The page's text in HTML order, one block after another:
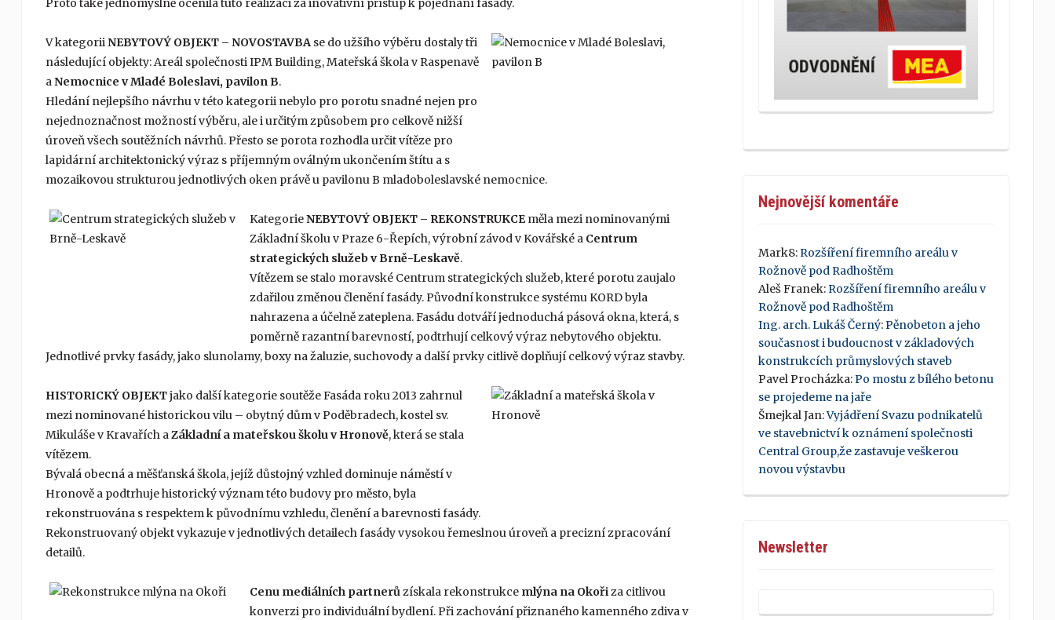
Proto také jednomyslně ocenila tuto realizaci za inovativní přístup k pojednání fasády.
V kategoriiNEBYTOVÝ OBJEKT – NOVOSTAVBA se do užšího výběru dostaly tři
následující objekty: Areál společnosti IPM Building, Mateřská škola v Raspenavě
aNemocnice v Mladé Boleslavi, pavilon B.
Hledání nejlepšího návrhu v této kategorii nebylo pro porotu snadné nejen pro
nejednoznačnost možností výběru, ale i určitým způsobem pro celkově nižší
úroveň všech soutěžních návrhů. Přesto se porota rozhodla určit vítěze pro
lapidární architektonický výraz s příjemným oválným ukončením štítu a s
mozaikovou strukturou jednotlivých oken právě u pavilonu B mladoboleslavské nemocnice.
KategorieNEBYTOVÝ OBJEKT – REKONSTRUKCEměla mezi nominovanými
Základní školu v Praze 6-Řepích, výrobní závod v Kovářské a Centrum
strategických služeb v Brně-Leskavě.
Vítězem se stalo moravské Centrum strategických služeb, které porotu zaujalo
zdařilou změnou členění fasády. Původní konstrukce systému KORD byla
nahrazena a účelně zateplena. Fasádu dotváří jednoduchá pásová okna, která, s
poměrně razantní barevností, podtrhují celkový výraz nebytového objektu.
Jednotlivé prvky fasády, jako slunolamy, boxy na žaluzie, suchovody a další prvky citlivě doplňují celkový výraz stavby.
HISTORICKÝ OBJEKTjako další kategorie soutěže Fasáda roku 2013 zahrnul
mezi nominované historickou vilu – obytný dům v Poděbradech, kostel sv.
Mikuláše v Kravařích aZákladní a mateřskou školu v Hronově, která se stala
vítězem.
Bývalá obecná a měšťanská škola, jejíž důstojný vzhled dominuje náměstí v
Hronově a podtrhuje historický význam této budovy pro město, byla
rekonstruována s respektem k původnímu vzhledu, členění a barevnosti fasády.
Rekonstruovaný objekt vykazuje v jednotlivých detailech fasády vysokou řemeslnou úroveň a precizní zpracování
detailů.
Cenu mediálních partnerůzískala rekonstrukce mlýna na Okořiza citlivou
konverzi pro individuální bydlení. Při zachování přiznaného kamenného zdiva v
Nejnovější komentáře
Mark8:Rozšíření firemního areálu v
Rožnově pod Radhoštěm
Aleš Franek:Rozšíření firemního areálu v
Rožnově pod Radhoštěm
Ing. arch. Lukáš Černý:Pěnobeton a jeho
současnost i budoucnost v základových
konstrukcích průmyslových staveb
Pavel Procházka:Po mostu z bílého betonu
se projedeme na jaře
Šmejkal Jan:Vyjádření Svazu podnikatelů
ve stavebnictví k oznámení společnosti
Central Group,že zastavuje veškerou
novou výstavbu
Newsletter